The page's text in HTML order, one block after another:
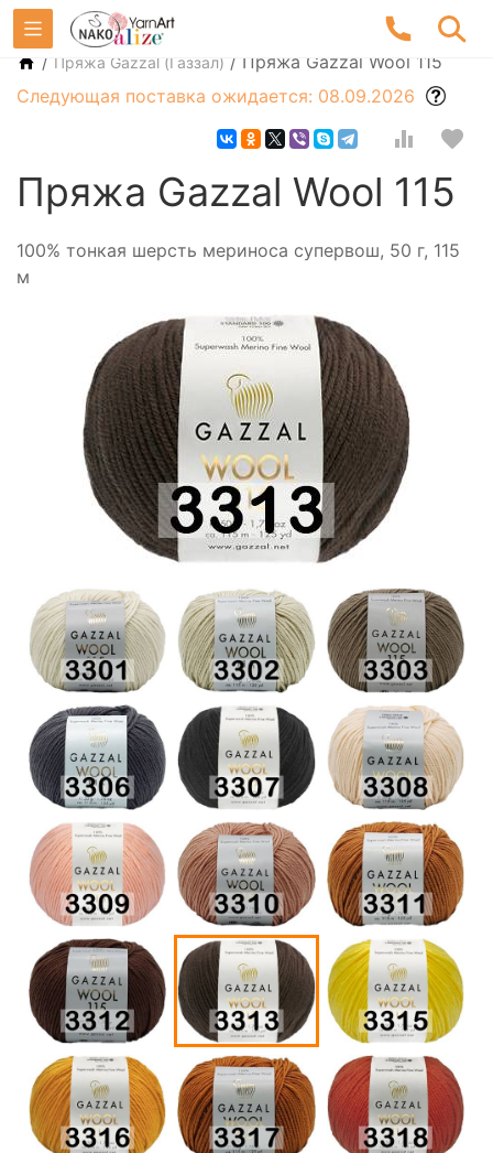
/ Пряжа Gazzal (Газзал) / Пряжа Gazzal Wool 115
Следующая поставка ожидается: 08.09.2026
Пряжа Gazzal Wool 115
100% тонкая шерсть мериноса супервош, 50 г, 115
м